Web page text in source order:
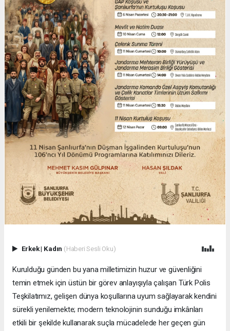
Erkek| Kadın (Haberi Sesli Oku)
Kurulduğu günden bu yana milletimizin huzur ve güvenliğini
temin etmek için üstün bir görev anlayışıyla çalışan Türk Polis
Teşkilatımız, gelişen dünya koşullarına uyum sağlayarak kendini
sürekli yenilemekte; modern teknolojinin sunduğu imkânları
etkili bir şekilde kullanarak suçla mücadelede her geçen gün